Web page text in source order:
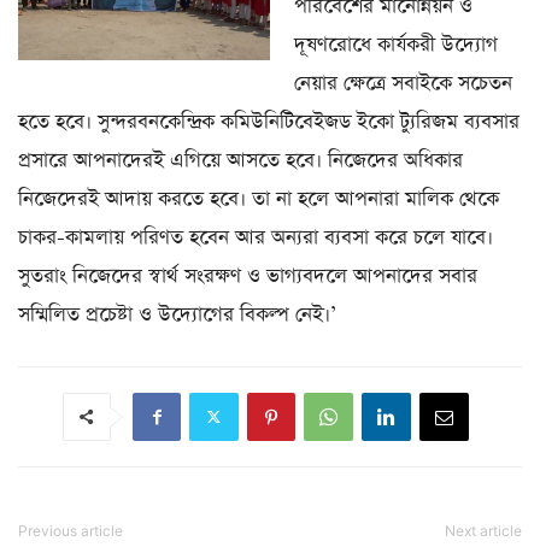
পরিবেশের মানোন্নয়ন ও
দূষণরোধে কার্যকরী উদ্যোগ
নেয়ার ক্ষেত্রে সবাইকে সচেতন
হতে হবে। সুন্দরবনকেন্দ্রিক কমিউনিটিবেইজড ইকো ট্যুরিজম ব্যবসার
প্রসারে আপনাদেরই এগিয়ে আসতে হবে। নিজেদের অধিকার
নিজেদেরই আদায় করতে হবে। তা না হলে আপনারা মালিক থেকে
চাকর-কামলায় পরিণত হবেন আর অন্যরা ব্যবসা করে চলে যাবে।
সুতরাং নিজেদের স্বার্থ সংরক্ষণ ও ভাগ্যবদলে আপনাদের সবার
সম্মিলিত প্রচেষ্টা ও উদ্যোগের বিকল্প নেই।’
Previous article Next article